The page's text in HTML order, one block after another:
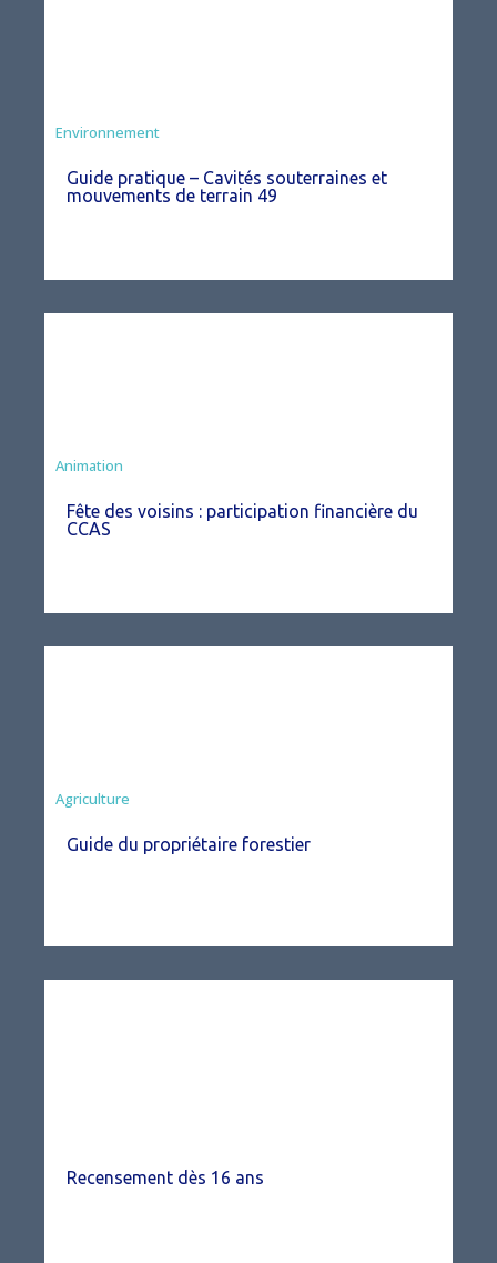
Environnement
Guide pratique – Cavités souterraines et
mouvements de terrain 49
Animation
Fête des voisins : participation financière du
CCAS
Agriculture
Guide du propriétaire forestier
Recensement dès 16 ans